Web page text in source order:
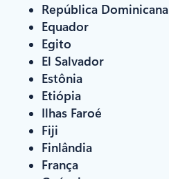
República Dominicana
Equador
Egito
El Salvador
Estônia
Etiópia
Ilhas Faroé
Fiji
Finlândia
França